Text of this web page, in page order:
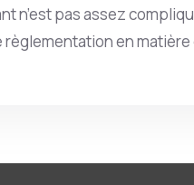
n’est pas assez
règlementation en matière